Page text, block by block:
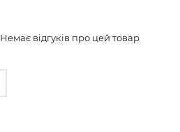
Немає відгуків про цей товар